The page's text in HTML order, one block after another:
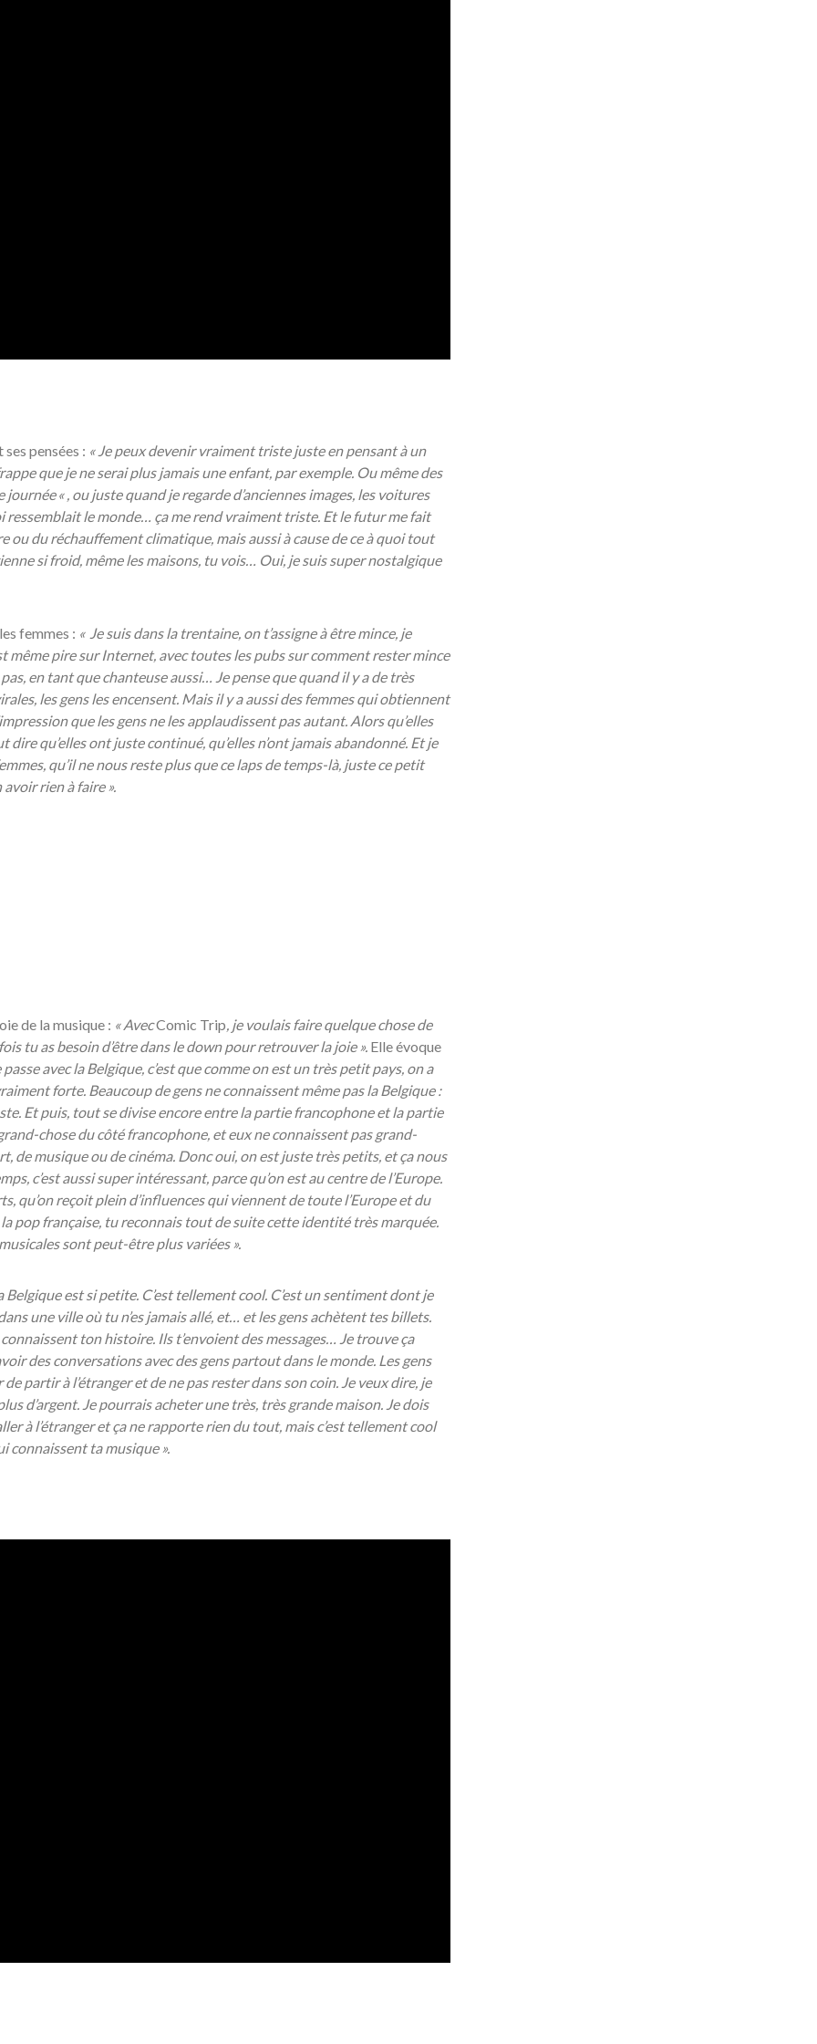
pensées : «Je peux devenir vraiment triste juste en pensantà un
que je ne serai plus jamais une enfant, par exemple. Ou même des
journée « , ou juste quand je regarde d’anciennes images, les voitures
ressemblait le monde… ça me rend vraiment triste. Et le futur me fait
ou du réchauffement climatique, mais aussi à cause de ce à quoi tout
si froid, même les maisons, tu vois… Oui, je suis super nostalgique
femmes : « Je suis dans la trentaine, on t’assigneàêtre mince, je
même pire sur Internet, avec toutes les pubs sur comment rester mince
en tant que chanteuse aussi… Je pense que quand il y a de très
les gens les encensent. Mais il y a aussi des femmes qui obtiennent
que les gens ne les applaudissent pas autant. Alors qu’elles
qu’elles ont juste continué, qu’elles n’ont jamais abandonné. Et je
qu’il ne nous reste plus que ce laps de temps-là, juste ce petit
rien à faire ».
de la musique : «AvecComic Trip, je voulais faire quelque chose de
tu as besoin d’être dans le down pour retrouver la joie ». Elle évoque
avec la Belgique, c’est que comme on est un très petit pays, on a
forte. Beaucoup de gens ne connaissent même pas la Belgique :
Et puis, tout se divise encore entre la partie francophone et la partie
chose du côté francophone, et eux ne connaissent pas grand-
de musique ou de cinéma. Donc oui, on est juste très petits, et ça nous
c’est aussi super intéressant, parce qu’on est au centre de l’Europe.
qu’on reçoit plein d’influences qui viennent de toute l’Europe et du
pop française, tu reconnais tout de suite cette identité très marquée.
sont peut-être plus variées ».
Belgique est si petite. C’est tellement cool. C’est un sentiment dont je
une ville où tu n’es jamais allé, et… et les gens achètent tes billets.
ton histoire. Ils t’envoient des messages… Je trouveça
des conversations avec des gens partout dans le monde. Les gens
partir à l’étranger et de ne pas rester dans son coin. Je veux dire, je
d’argent. Je pourrais acheter une très, très grande maison. Je dois
à l’étranger et ça ne rapporte rien du tout, mais c’est tellement cool
connaissent ta musique ».